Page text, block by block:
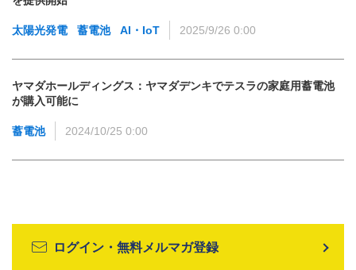
太陽光発電 蓄電池 AI・IoT 2025/9/26 0:00
ヤマダホールディングス：ヤマダデンキでテスラの家庭用蓄電池
が購入可能に
蓄電池 2024/10/25 0:00
ログイン・無料メルマガ登録